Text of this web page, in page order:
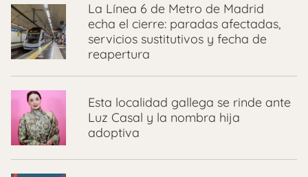
La Línea 6 de Metro de Madrid
echa el cierre: paradas afectadas,
servicios sustitutivos y fecha de
reapertura
Esta localidad gallega se rinde ante
Luz Casal y la nombra hija
adoptiva